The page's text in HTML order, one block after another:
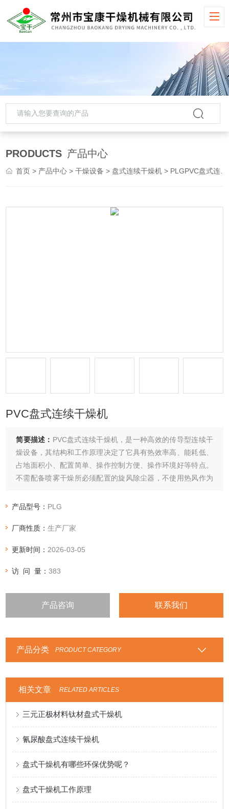
PRODUCTS 产品中心
首页 > 产品中心 >干燥设备 > 盘式连续干燥机 > PLGPVC盘式连续干燥机
PVC盘式连续干燥机
简要描述： PVC盘式连续干燥机，是一种高效的传导型连续干
燥设备，其结构和工作原理决定了它具有热效率高、能耗低、
占地面积小、配置简单、操作控制方便、操作环境好等特点。
不需配备喷雾干燥所必须配置的旋风除尘器，不使用热风作为
造成的产品损失。盘式连续干燥机广泛适用于化工，医药，农
产品型号： PLG
厂商性质：生产厂家
更新时间： 2026-03-05
访 问 量：383
产品咨询 联系我们
产品分类 PRODUCT CATEGORY
相关文章 RELATED ARTICLES
三元正极材料钛材盘式干燥机
氰尿酸盘式连续干燥机
盘式干燥机有哪些环保优势呢？
盘式干燥机工作原理